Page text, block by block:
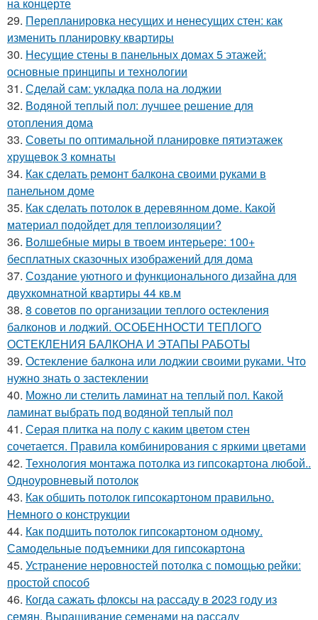
29. Перепланировка несущих и ненесущих стен: как
изменить планировку квартиры
30. Несущие стены в панельных домах 5 этажей:
основные принципы и технологии
31. Сделай сам: укладка пола на лоджии
32. Водяной теплый пол: лучшее решение для
отопления дома
33. Советы по оптимальной планировке пятиэтажек
хрущевок 3 комнаты
34. Как сделать ремонт балкона своими руками в
панельном доме
35. Как сделать потолок в деревянном доме. Какой
материал подойдет для теплоизоляции?
36. Волшебные миры в твоем интерьере: 100+
бесплатных сказочных изображений для дома
37. Создание уютного и функционального дизайна для
двухкомнатной квартиры 44 кв.м
38. 8 советов по организации теплого остекления
балконов и лоджий. ОСОБЕННОСТИ ТЕПЛОГО
ОСТЕКЛЕНИЯ БАЛКОНА И ЭТАПЫ РАБОТЫ
39. Остекление балкона или лоджии своими руками. Что
нужно знать о застеклении
40. Можно ли стелить ламинат на теплый пол. Какой
ламинат выбрать под водяной теплый пол
41. Серая плитка на полу с каким цветом стен
сочетается. Правила комбинирования с яркими цветами
42. Технология монтажа потолка из гипсокартона любой..
Одноуровневый потолок
43. Как обшить потолок гипсокартоном правильно.
Немного о конструкции
44. Как подшить потолок гипсокартоном одному.
Самодельные подъемники для гипсокартона
45. Устранение неровностей потолка с помощью рейки:
простой способ
46. Когда сажать флоксы на рассаду в 2023 году из
семян. Выращивание семенами на рассаду